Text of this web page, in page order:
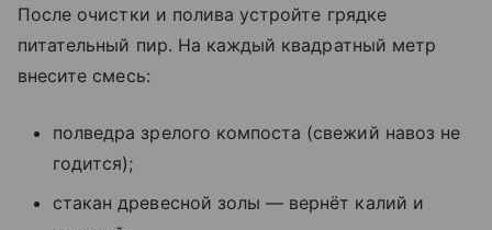
После очистки и полива устройте грядке
питательный пир. На каждый квадратный метр
внесите смесь:
полведра зрелого компоста (свежий навоз не
годится);
стакан древесной золы — вернёт калий и